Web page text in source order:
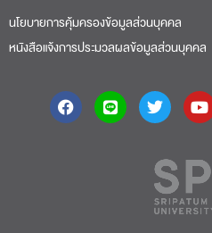
นโยบายการคุ้มครองข้อมูลส่วนบุคคล
หนังสือแจ้งการประมวลผลข้อมูลส่วนบุคคล